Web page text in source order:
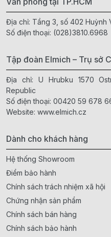
Địa chỉ: Tầng 3, số 402 Huỳnh
Số điện thoại: (028)3810.6968
Tập đoàn Elmich – Trụ sở
Địa chỉ: U Hrubku 1570
Republic
Số điện thoại: 00420 59 678
Website: www.elmich.cz
Dành cho khách hàng
Hệ thống Showroom
Điểm bảo hành
Chính sách trách nhiệm xã hội
Chứng nhận sản phẩm
Chính sách bán hàng
Chính sách bảo hành